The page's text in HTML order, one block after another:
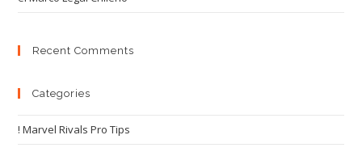
Recent Comments
Categories
! Marvel Rivals Pro Tips